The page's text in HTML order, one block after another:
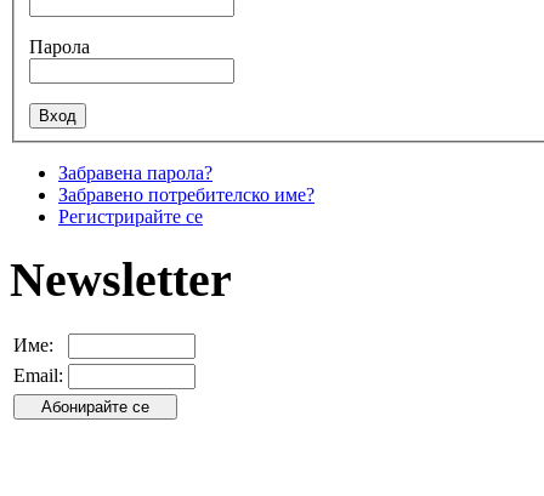
Парола
Забравена парола?
Забравено потребителско име?
Регистрирайте се
Newsletter
Име:
Email: